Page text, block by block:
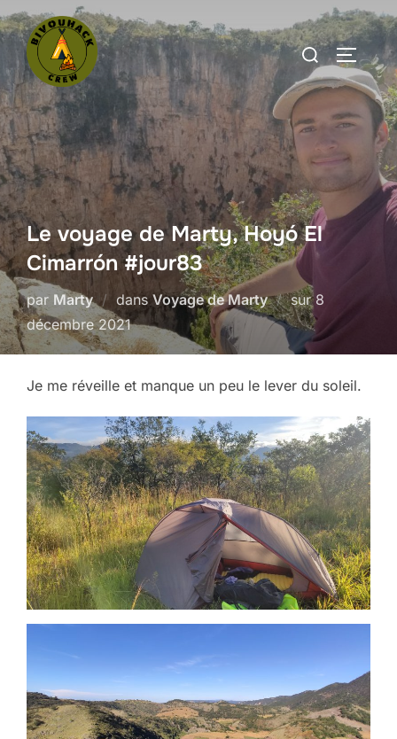
Aller
au
contenu
Rechercher :
Le voyage de Marty, Hoyó El
Cimarrón #jour83
par Marty dansVoyage de Marty surPublié
le
8
décembre 2021
Je me réveille et manque un peu le lever du soleil.